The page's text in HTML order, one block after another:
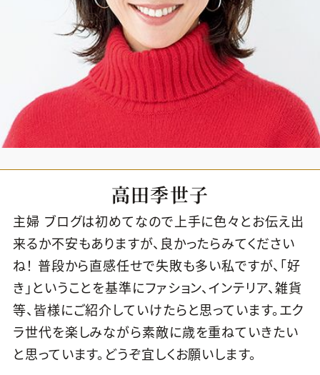
エクラプレミアムNEWS
通販ランキング
デジタルカタログ
エクラプレミアム通販
from編集部
インフォメーション
プレゼント
MAGAZINE
高田季世子
主婦 ブログは初めてなので上手に色々とお伝え出
来るか不安もありますが、良かったらみてください
ね！ 普段から直感任せで失敗も多い私ですが、「好
き」ということを基準にファション、インテリア、雑貨
等、皆様にご紹介していけたらと思っています。エク
ラ世代を楽しみながら素敵に歳を重ねていきたい
と思っています。どうぞ宜しくお願いします。